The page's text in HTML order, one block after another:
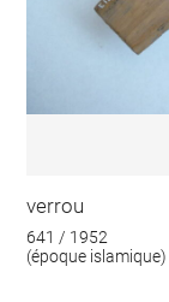
verrou
641 / 1952
(époque islamique)